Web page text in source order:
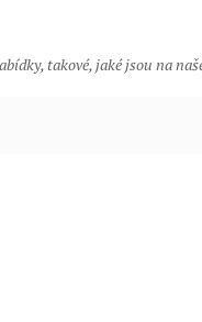
takové, jaké jsou na